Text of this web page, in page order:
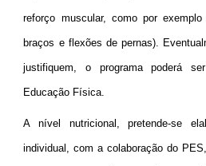
reforço muscular, como por
braços e flexões de pernas).
justifiquem, o programa poderá
Educação Física.
A nível nutricional, pretende-se
individual, com a colaboração do